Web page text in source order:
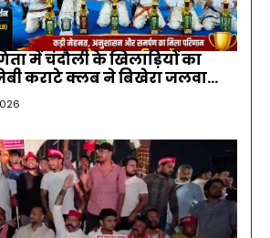
में चंदौली के खिलाड़ियों का
जेबी कराटे क्लब ने बिखेरा जलवा…